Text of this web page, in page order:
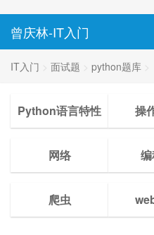
曾庆林-IT入门
IT入门 > 面试题 > python题库 >
Python语言特性 操
网络
爬虫